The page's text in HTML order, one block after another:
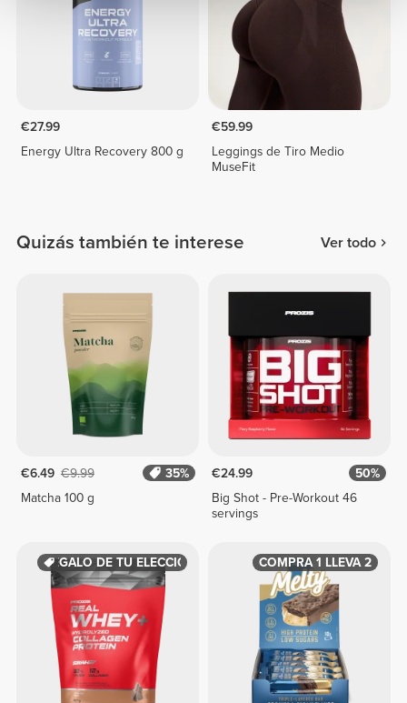
€27.99
Energy Ultra Recovery 800 g
€59.99
Leggings de Tiro Medio
MuseFit
Quizás también te interese Ver todo
€6.49 €9.99
35%
Matcha 100 g
€24.99
50%
Big Shot - Pre-Workout 46
servings
REGALO DE TU ELECCIÓN COMPRA 1 LLEVA 2